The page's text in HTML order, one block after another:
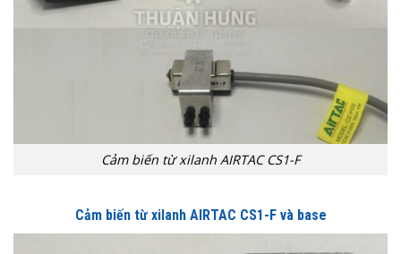
Cảm biến từ xilanh AIRTAC CS1-F
Cảm biến từ xilanh AIRTAC CS1-F và base